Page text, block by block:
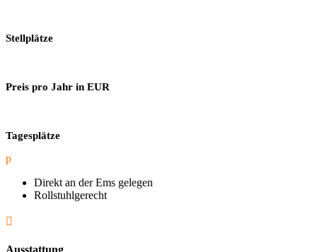
Stellplätze
Preis pro Jahr in EUR
Tagesplätze
p
Direkt an der Ems gelegen
Rollstuhlgerecht
